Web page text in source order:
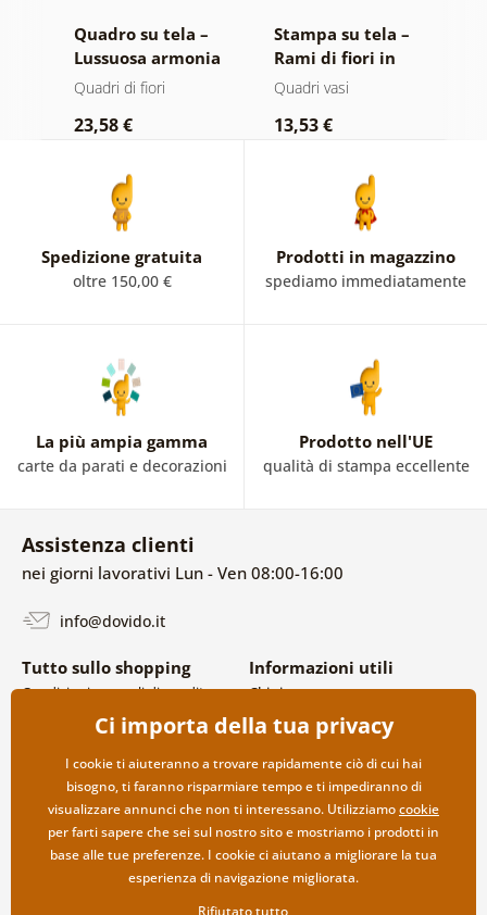
Quadro su tela –
Lussuosa armonia
floreale
Quadri di fiori
23,58 €
Stampa su tela –
Rami di fiori in
vaso nero
Quadri vasi
13,53 €
Spedizione gratuita
oltre 150,00 €
Prodotti in magazzino
spediamo immediatamente
La più ampia gamma
carte da parati e decorazioni
Prodotto nell'UE
qualità di stampa eccellente
Assistenza clienti
nei giorni lavorativi Lun - Ven 08:00-16:00
info@dovido.it
Tutto sullo shopping
Condizioni generali di vendita e
Politica sulla privacy
Opzioni di spedizione e
pagamento
Reso della merce
Informazioni utili
Chi siamo
FAQ
Contatti
Collaborazione all’ingrosso
Ci importa della tua privacy
I cookie ti aiuteranno a trovare rapidamente ciò di cui hai
bisogno, ti faranno risparmiare tempo e ti impediranno di
visualizzare annunci che non ti interessano. Utilizziamocookie
per farti sapere che sei sul nostro sito e mostriamo i prodotti in
base alle tue preferenze. I cookie ci aiutano a migliorare la tua
esperienza di navigazione migliorata.
Rifiutato tutto